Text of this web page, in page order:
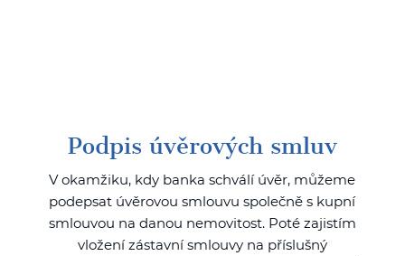
Podpis úvěrových smluv
V okamžiku, kdy banka schválí úvěr, můžeme
podepsat úvěrovou smlouvu společně s kupní
smlouvou na danou nemovitost. Poté zajistím
vložení zástavní smlouvy na příslušný